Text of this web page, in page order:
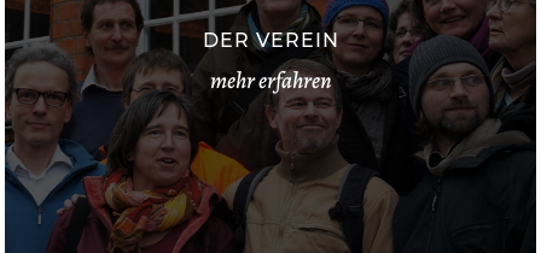
DER VEREIN
mehr erfahren